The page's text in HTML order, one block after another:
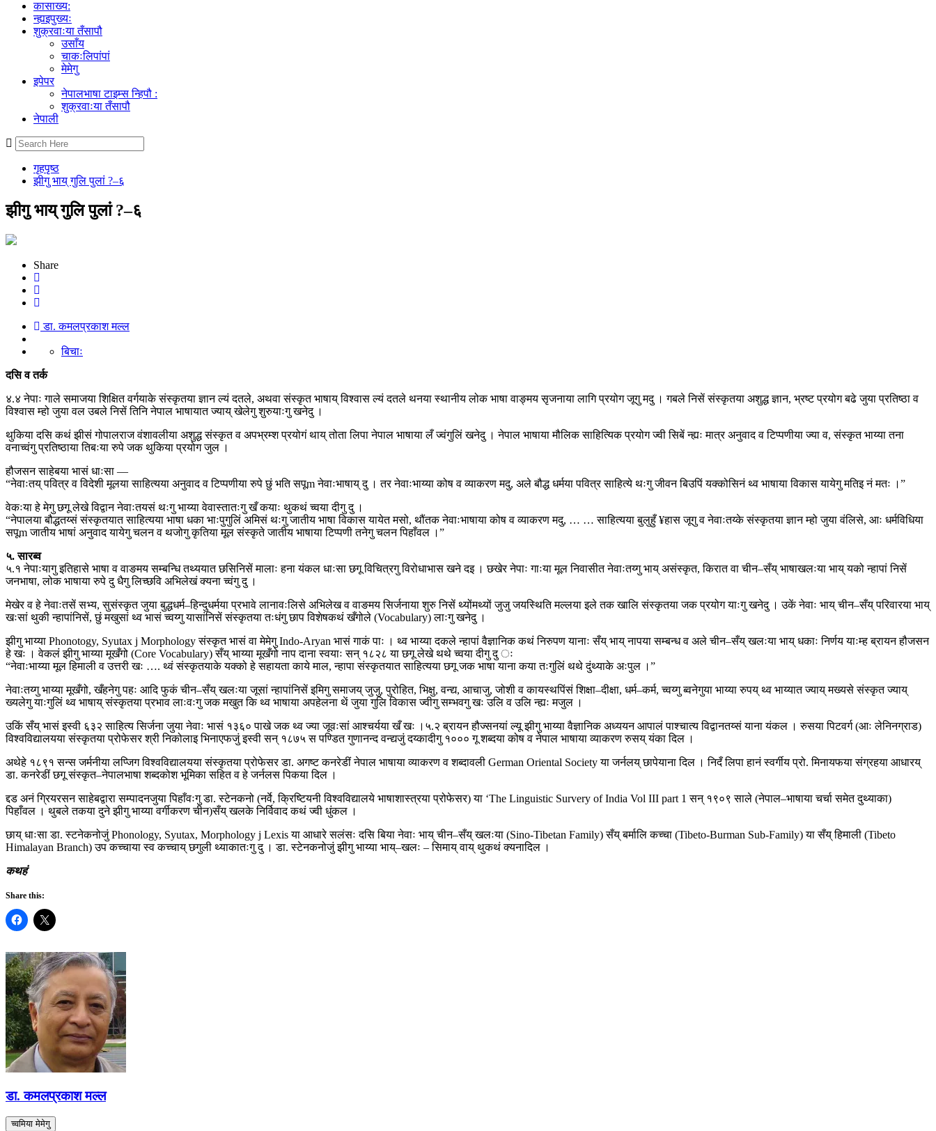
कासाख्य:
न्ह्यइपुख्यः
शुक्रवाःया तँसापौ
उसाँय
चाकःलिपांपां
मेमेगु
इपेपर
नेपालभाषा टाइम्स न्हिपौ :
शुक्रवाःया तँसापौ
नेपाली
गृहपृष्ठ
झीगु भाय् गुलि पुलां ?–६
झीगु भाय् गुलि पुलां ?–६
Share
डा. कमलप्रकाश मल्ल
बिचाः
दसि व तर्क
४.४ नेपाः गाले समाजया शिक्षित वर्गयाके संस्कृतया ज्ञान ल्यं दतले, अथवा संस्कृत भाषाय् विश्वास ल्यं दतले थनया स्थानीय लोक भाषा वाङ्मय सृजनाया लागि प्रयोग जूगु मदु । गबले निसें संस्कृतया अशुद्ध ज्ञान, भ्रष्ट प्रयोग बढे जुया प्रतिष्ठा व
विश्वास म्हो जुया वल उबले निसें तिनि नेपाल भाषायात ज्याय् खेलेगु शुरुयाःगु खनेदु ।
थुकिया दसि कथं झीसं गोपालराज वंशावलीया अशुद्ध संस्कृत व अपभ्रम्श प्रयोगं थाय् तोता लिपा नेपाल भाषाया लँ ज्वंगुलिं खनेदु । नेपाल भाषाया मौलिक साहित्यिक प्रयोग ज्वी सिबें न्ह्यः मात्र अनुवाद व टिप्पणीया ज्या व, संस्कृत भाय्या तना
वनाच्वंगु प्रतिष्ठाया तिबःया रुपे जक थुकिया प्रयोग जुल ।
हौजसन साहेबया भासं धाःसा —
“नेवाःतय् पवित्र व विदेशी मूलया साहित्यया अनुवाद व टिप्पणीया रुपे छुं भति सपूm नेवाःभाषाय् दु । तर नेवाःभाय्या कोष व व्याकरण मदु, अले बौद्ध धर्मया पवित्र साहित्ये थःगु जीवन बिउपिं यक्कोसिनं थ्व भाषाया विकास यायेगु मतिइ नं मतः ।”
वेकःया हे मेगु छगू लेखे विद्वान नेवाःतयसं थःगु भाय्या वेवास्तातःगु खँ कयाः थुकथं च्वया दीगु दु ।
“नेपालया बौद्धतय्सं संस्कृतयात साहित्यया भाषा धका भाःपुगुलिं अमिसं थःगु जातीय भाषा विकास यायेत मसो, थौंतक नेवाःभाषाया कोष व व्याकरण मदु, … … साहित्यया बुलुहुँ ¥हास जूगु व नेवाःतय्के संस्कृतया ज्ञान म्हो जुया वंलिसे, आः धर्मविधिया
सपूm जातीय भाषां अनुवाद यायेगु चलन व थजोगु कृतिया मूल संस्कृते जातीय भाषाया टिप्पणी तनेगु चलन पिहाँवल ।”
५. सारब्व
५.१ नेपाःयागु इतिहासे भाषा व वाङमय सम्बन्धि तथ्ययात छसिनिसें मालाः हना यंकल धाःसा छगू विचित्रगु विरोधाभास खने दइ । छखेर नेपाः गाःया मूल निवासीत नेवाःतय्गु भाय् असंस्कृत, किरात वा चीन–सँय् भाषाखलःया भाय् यको न्हापां निसें
जनभाषा, लोक भाषाया रुपे दु धैगु लिच्छवि अभिलेखं क्यना च्वंगु दु ।
मेखेर व हे नेवाःतसें सभ्य, सुसंस्कृत जुया बुद्धधर्म–हिन्दुधर्मया प्रभावे लानावःलिसे अभिलेख व वाङमय सिर्जनाया शुरु निसें थ्योंमथ्यों जुजु जयस्थिति मल्लया इले तक खालि संस्कृतया जक प्रयोग याःगु खनेदु । उकें नेवाः भाय् चीन–सँय् परिवारया भाय्
खःसां थुकी न्हापांनिसें, छुं मखुसां थ्व भासं च्वय्गु यासांनिसें संस्कृतया तःधंगु छाप विशेषकथं खँगोले (Vocabulary) लाःगु खनेदु ।
झीगु भाय्या Phonotogy, Syutax j Morphology संस्कृत भासं वा मेमेगु Indo-Aryan भासं गाकं पाः । थ्व भाय्या दकले न्हापां वैज्ञानिक कथं निरुपण यानाः सँय् भाय् नापया सम्बन्ध व अले चीन–सँय् खलःया भाय् धकाः निर्णय याःम्ह ब्रायन हौजसन
हे खः । वेकलं झीगु भाय्या मूखँगो (Core Vocabulary) सँय् भाय्या मूखँगो नाप दाना स्वयाः सन् १८२८ या छगू लेखे थथे च्वया दीगु दु ः
“नेवाःभाय्या मूल हिमाली व उत्तरी खः …. थ्वं संस्कृतयाके यक्को हे सहायता काये माल, न्हापा संस्कृतयात साहित्यया छगू जक भाषा याना कया तःगुलिं थथे दुंथ्याके अःपुल ।”
नेवाःतय्गु भाय्या मूखँगो, खँहनेगु पहः आदि फुकं चीन–सँय् खलःया जूसां न्हापांनिसें इमिगु समाजय् जुजु, पुरोहित, भिक्षु, वन्द्य, आचाजु, जोशी व कायस्थपिंसं शिक्षा–दीक्षा, धर्म–कर्म, च्वय्गु ब्वनेगुया भाय्या रुपय् थ्व भाय्यात ज्याय् मख्यसे संस्कृत ज्याय्
ख्यलेगु याःगुलिं थ्व भाषाय् संस्कृतया प्रभाव लाःवःगु जक मखुत कि थ्व भाषाया अपहेलना थें जुया गुलि विकास ज्वीगु सम्भवगु खः उलि व उलि न्ह्यः मजुल ।
उकिं सँय् भासं इस्वी ६३२ साहित्य सिर्जना जुया नेवाः भासं १३६० पाखे जक थ्व ज्या जूवःसां आश्चर्यया खँ खः ।५.२ ब्रायन हौज्सनयां ल्यू झीगु भाय्या वैज्ञानिक अध्ययन आपालं पाश्चात्य विद्वानतय्सं याना यंकल । रुसया पिटवर्ग (आः लेनिनग्राड)
विश्वविद्यालयया संस्कृतया प्रोफेसर श्री निकोलाइ भिनाएफजुं इस्वी सन् १८७५ स पण्डित गुणानन्द वन्द्यजुं दय्कादीगु १००० गू शब्दया कोष व नेपाल भाषाया व्याकरण रुसय् यंका दिल ।
अथेहे १८९१ सन्स जर्मनीया लप्जिग विश्वविद्यालयया संस्कृतया प्रोफेसर डा. अगष्ट कनरेडीं नेपाल भाषाया व्याकरण व शब्दावली German Oriental Society या जर्नलय् छापेयाना दिल । निदँ लिपा हानं स्वर्गीय प्रो. मिनायफया संग्रहया आधारय्
डा. कनरेडीं छगू संस्कृत–नेपालभाषा शब्दकोश भूमिका सहित व हे जर्नलस पिकया दिल ।
द्दड अनं ग्रियरसन साहेबद्वारा सम्पादनजुया पिहाँवःगु डा. स्टेनकनो (नर्वे, क्रिष्टियनी विश्वविद्यालये भाषाशास्त्रया प्रोफेसर) या ‘The Linguistic Survery of India Vol III part 1 सन् १९०९ साले (नेपाल–भाषाया चर्चा समेत दुथ्याका)
पिहाँवल । थुबले तकया दुने झीगु भाय्या वर्गीकरण चीन)सँय् खलके निर्विवाद कथं ज्वी धुंकल ।
छाय् धाःसा डा. स्टनेकनोजुं Phonology, Syutax, Morphology j Lexis या आधारे सलंसः दसि बिया नेवाः भाय् चीन–सँय् खलःया (Sino-Tibetan Family) सँय् बर्मालि कच्चा (Tibeto-Burman Sub-Family) या सँय् हिमाली (Tibeto
Himalayan Branch) उप कच्चाया स्व कच्चाय् छगुली थ्याकातःगु दु । डा. स्टेनकनोजुं झीगु भाय्या भाय्–खलः – सिमाय् वाय् थुकथं क्यनादिल ।
कथहं
Share this:
डा. कमलप्रकाश मल्ल
च्वमिया मेमेगु